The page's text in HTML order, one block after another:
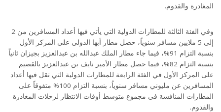
المغادرة والقدوم.
وفي الفئة الثالثة للمطارات الدولية التي يأتي فيها أعداد المسافرين من 2
إلى 5 ملايين مسافر سنوياً، حصل مطار أبها الدولي على المركز الأول
بنسبة التزام 91%، فيما جاء مطار الملك عبدالله بن عبدالعزيز بجيزان ثانياً
بنسبة التزام 82%، فيما حصل مطار الأمير نايف بن عبدالعزيز بالقصيم
على المركز الأول في الفئة الرابعة للمطارات الدولية التي تقل فيها أعداد
المسافرين عن مليوني مسافر سنوياُ، بنسبة التزام 100% متفوقاً على
المطارات المنافسة في مجموع متوسط أوقات الانتظار لرحلات المغادرة
والقدوم.